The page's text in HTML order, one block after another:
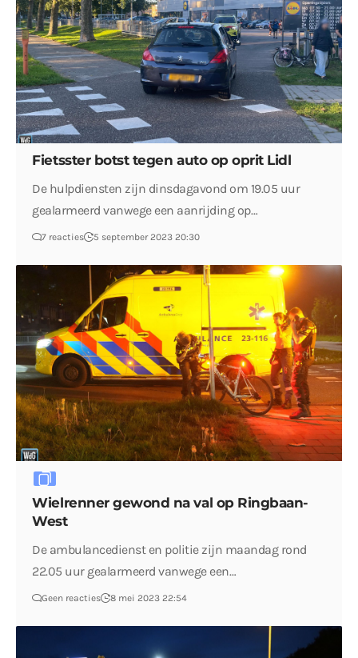
Fietsster botst tegen auto op oprit Lidl
De hulpdiensten zijn dinsdagavond om 19.05 uur
gealarmeerd vanwege een aanrijding op…
7 reacties 5 september 2023 20:30
Wielrenner gewond na val op Ringbaan-
West
De ambulancedienst en politie zijn maandag rond
22.05 uur gealarmeerd vanwege een…
Geen reacties 8 mei 2023 22:54